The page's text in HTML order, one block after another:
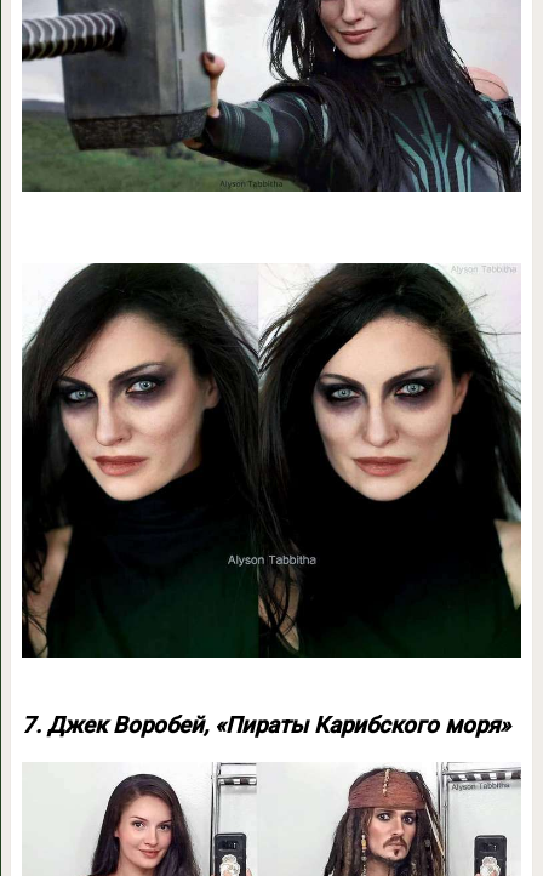
7. Джек Воробей, «Пираты Карибского моря»